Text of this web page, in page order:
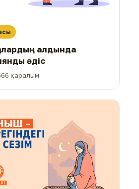
алдында
әдіс
қаралым